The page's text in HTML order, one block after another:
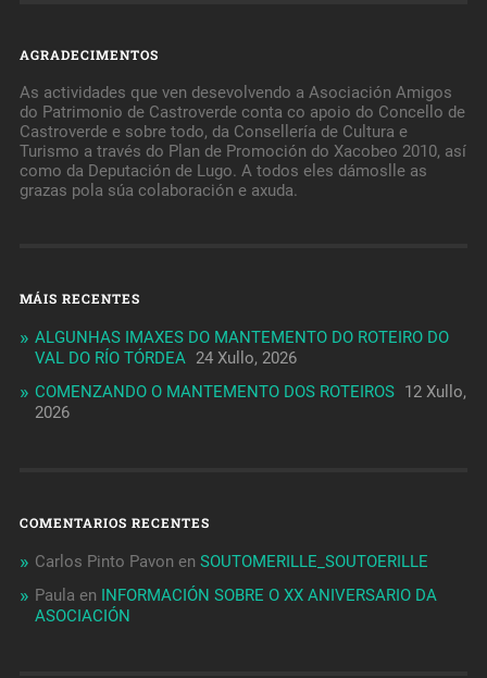
AGRADECIMENTOS
As actividades que ven desevolvendo a Asociación Amigos
do Patrimonio de Castroverde conta co apoio do Concello de
Castroverde e sobre todo, da Consellería de Cultura e
Turismo a través do Plan de Promoción do Xacobeo 2010, así
como da Deputación de Lugo. A todos eles dámoslle as
grazas pola súa colaboración e axuda.
MÁIS RECENTES
ALGUNHAS IMAXES DO MANTEMENTO DO ROTEIRO DO
VAL DO RÍO TÓRDEA 24 Xullo, 2026
COMENZANDO O MANTEMENTO DOS ROTEIROS 12 Xullo,
2026
COMENTARIOS RECENTES
Carlos Pinto Pavon en SOUTOMERILLE_SOUTOERILLE
Paula en INFORMACIÓN SOBRE O XX ANIVERSARIO DA
ASOCIACIÓN